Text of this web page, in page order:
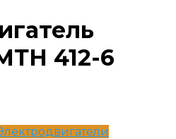
412-6